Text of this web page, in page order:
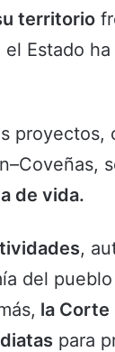
territorio
Estado
proyectos,
de vida.
,
del pueblo
la Corte
para